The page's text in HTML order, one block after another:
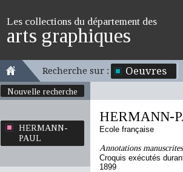
Les collections du département des
arts graphiques
Recherche sur : Oeuvres
Nouvelle recherche
HERMANN-
PAUL
HERMANN-
Ecole française
Annotations manuscrites
Croquis exécutés
1899